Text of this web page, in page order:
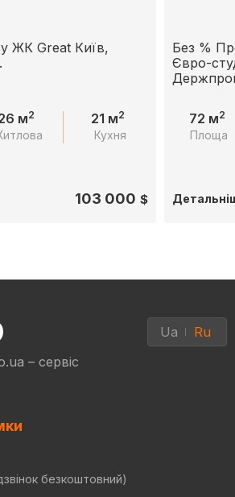
ЖК Great Київ,
м2 21 м2
Кухня
103 000 $
Без %
Євро-
72 м2
Площа
– сервіс
Ua Ru
безкоштовний)